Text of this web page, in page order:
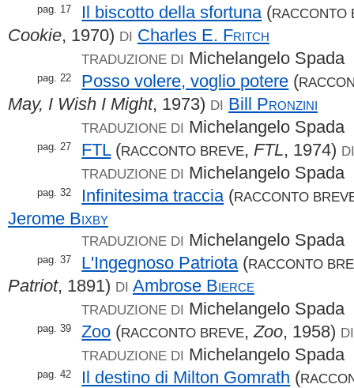
pag. 17 Il biscotto della sfortuna (RACCONTO
Cookie, 1970) DI Charles E. Fritch
TRADUZIONE DI Michelangelo Spada
pag. 22 Posso volere, voglio potere (
May, I Wish I Might, 1973) DI Bill Pronzini
TRADUZIONE DI Michelangelo Spada
pag. 27 FTL(RACCONTO BREVE, FTL, 1974)
TRADUZIONE DI Michelangelo Spada
pag. 32 Infinitesima traccia (RACCONTO
Jerome Bixby
TRADUZIONE DI Michelangelo Spada
pag. 37 L'Ingegnoso Patriota (RACCONTO
Patriot, 1891) DI Ambrose Bierce
TRADUZIONE DI Michelangelo Spada
pag. 39 Zoo (RACCONTO BREVE,Zoo, 1958) DI
TRADUZIONE DI Michelangelo Spada
pag. 42 Il destino di Milton Gomrath (